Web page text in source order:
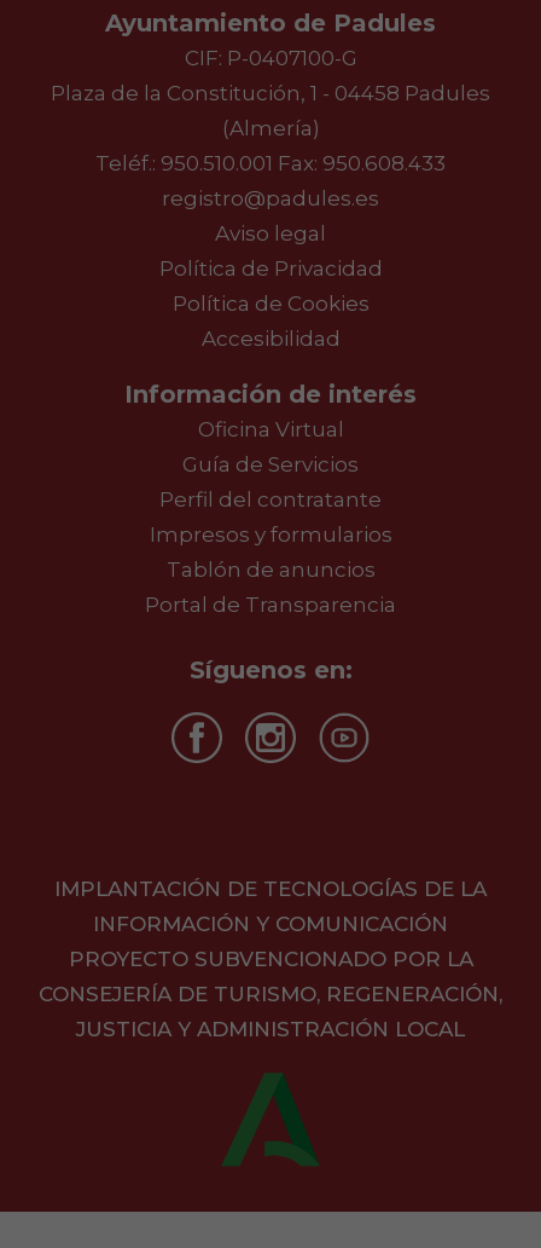
Ayuntamiento de Padules
CIF: P-0407100-G
Plaza de la Constitución, 1 - 04458 Padules
(Almería)
Teléf.: 950.510.001 Fax: 950.608.433
registro@padules.es
Aviso legal
Política de Privacidad
Política de Cookies
Accesibilidad
Información de interés
Oficina Virtual
Guía de Servicios
Perfil del contratante
Impresos y formularios
Tablón de anuncios
Portal de Transparencia
Síguenos en:
IMPLANTACIÓN DE TECNOLOGÍAS DE LA
INFORMACIÓN Y COMUNICACIÓN
PROYECTO SUBVENCIONADO POR LA
CONSEJERÍA DE TURISMO, REGENERACIÓN,
JUSTICIA Y ADMINISTRACIÓN LOCAL